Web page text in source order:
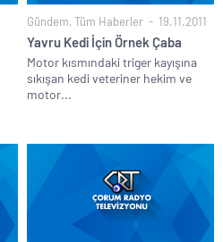
Gündem, Tüm Haberler 19.11.2011
Yavru Kedi İçin Örnek Çaba
Motor kısmındaki triger kayışına
sıkışan kedi veteriner hekim ve
motor...